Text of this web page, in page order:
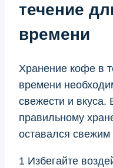
течение
времени
Хранение кофе в
времени
свежести и вкуса.
правильному
оставался
1 Избегайте